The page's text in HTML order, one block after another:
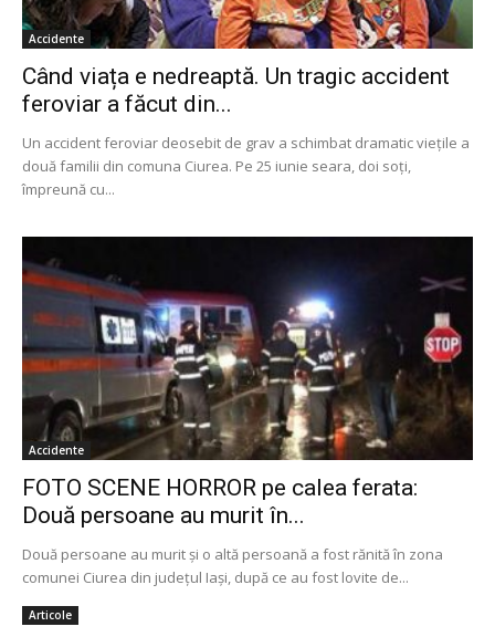
Accidente
Când viața e nedreaptă. Un tragic accident
feroviar a făcut din...
Un accident feroviar deosebit de grav a schimbat dramatic viețile a
două familii din comuna Ciurea. Pe 25 iunie seara, doi soți,
împreună cu...
Accidente
FOTO SCENE HORROR pe calea ferata:
Două persoane au murit în...
Două persoane au murit şi o altă persoană a fost rănită în zona
comunei Ciurea din judeţul Iaşi, după ce au fost lovite de...
Articole